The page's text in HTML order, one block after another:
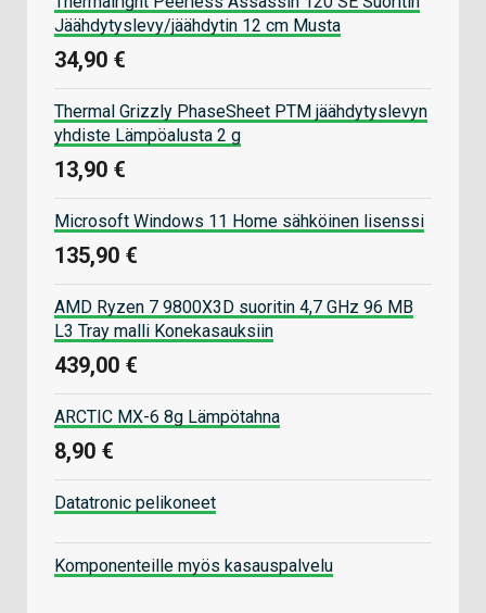
Jäähdytyslevy/jäähdytin 12 cm Musta
34,90 €
Thermal Grizzly PhaseSheet PTM jäähdytyslevyn
yhdiste Lämpöalusta 2 g
13,90 €
Microsoft Windows 11 Home sähköinen lisenssi
135,90 €
AMD Ryzen 7 9800X3D suoritin 4,7 GHz 96 MB
L3 Tray malli Konekasauksiin
439,00 €
ARCTIC MX-6 8g Lämpötahna
8,90 €
Datatronic pelikoneet
Komponenteille myös kasauspalvelu